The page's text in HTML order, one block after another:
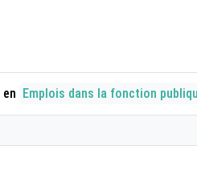
en Emplois dans la fonction